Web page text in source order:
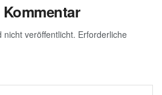
nicht veröffentlicht. Erforderliche